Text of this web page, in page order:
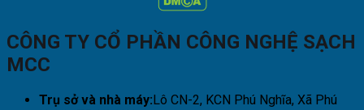
CÔNG TY CỔ PHẦN CÔNG NGHỆ SẠCH
MCC
Trụ sở và nhà máy:Lô CN-2, KCN Phú Nghĩa, Xã Phú